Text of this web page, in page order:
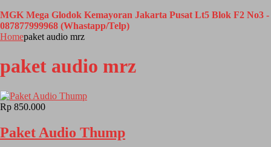
MGK Mega Glodok Kemayoran Jakarta Pusat Lt5 Blok F2 No3 -
087877999968 (Whastapp/Telp)
Homepaket audio mrz
paket audio mrz
Rp 850.000
Paket Audio Thump